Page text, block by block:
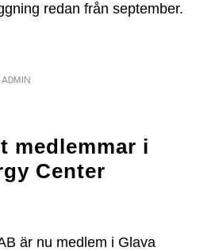
redan från september.
ADMIN
medlemmar i
Center
är nu medlem i Glava